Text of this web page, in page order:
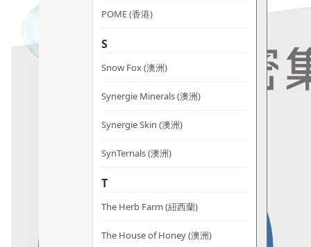
POME (香港)
S
Snow Fox (澳洲)
Synergie Minerals (澳洲)
Synergie Skin (澳洲)
SynTernals (澳洲)
T
The Herb Farm (紐西蘭)
The House of Honey (澳洲)